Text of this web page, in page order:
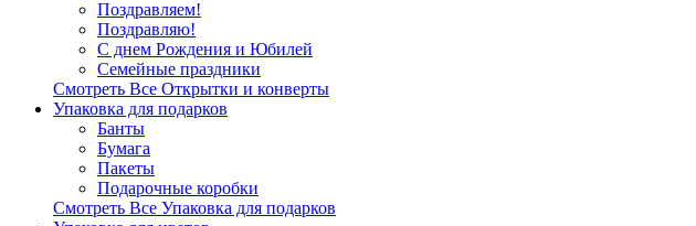
Поздравляем!
Поздравляю!
С днем Рождения и Юбилей
Семейные праздники
Смотреть Все Открытки и конверты
Упаковка для подарков
Банты
Бумага
Пакеты
Подарочные коробки
Смотреть Все Упаковка для подарков